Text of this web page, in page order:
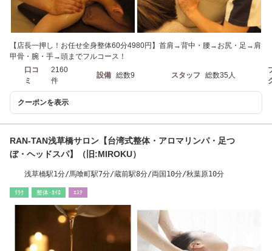
【店長一押し！お任せ全身整体60分4980円】首肩→背中・腰→お尻・足→肩
甲骨・腕・手→頭までフルコース！
口コ
ミ
2160
件
設備 総数9 スタッフ 総数35人
クーポンを表示
RAN-TAN浅草橋サロン【台湾式整体・アロマリンパ・足つ
ぼ・ヘッドスパ】（旧:MIROKU）
浅草橋駅1分/馬喰町駅7分/蔵前駅8分/両国10分/秋葉原10分
ﾘﾗｸ 整体･ｶｲﾛ ｴｽﾃ